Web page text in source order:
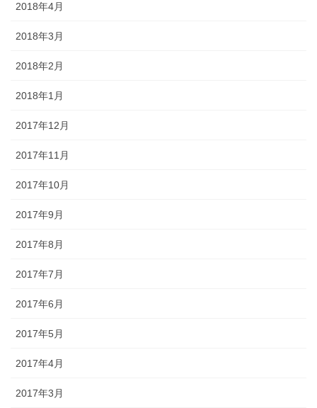
2018年4月
2018年3月
2018年2月
2018年1月
2017年12月
2017年11月
2017年10月
2017年9月
2017年8月
2017年7月
2017年6月
2017年5月
2017年4月
2017年3月